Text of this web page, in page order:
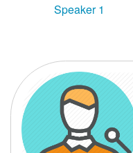
Speaker 1